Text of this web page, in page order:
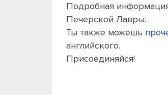
Подробная
Печерской Лавры.
Ты также можешь
английского.
Присоединяйся!